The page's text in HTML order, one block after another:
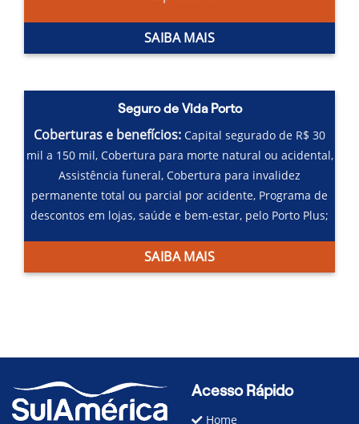
SAIBA MAIS
Seguro de Vida Porto
Coberturas e benefícios: Capital segurado de R$ 30
mil a 150 mil, Cobertura para morte natural ou acidental,
Assistência funeral,Cobertura para invalidez
permanente total ou parcial por acidente, Programa de
descontos em lojas, saúde e bem-estar, pelo Porto Plus;
SAIBA MAIS
Acesso Rápido
Home